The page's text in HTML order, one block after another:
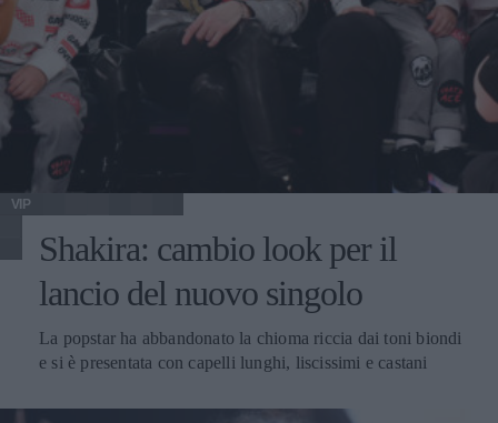
VIP
Shakira: cambio look per il
lancio del nuovo singolo
La popstar ha abbandonato la chioma riccia dai toni biondi
e si è presentata con capelli lunghi, liscissimi e castani